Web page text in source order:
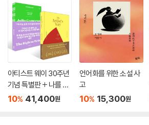
아티스트 웨이 30주년
기념 특별판 + 나를 위
해 쓸 권리 세트
10% 41,400원
언어화를 위한 소설 사
고
10% 15,300원